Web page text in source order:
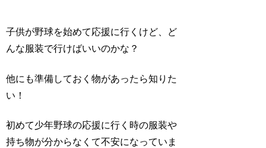
子供が野球を始めて応援に行くけど、ど
んな服装で行けばいいのかな？
他にも準備しておく物があったら知りた
い！
初めて少年野球の応援に行く時の服装や
持ち物が分からなくて不安になっていま